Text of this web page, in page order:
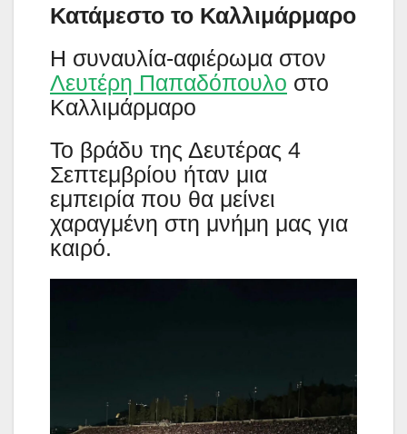
Κατάμεστο το Καλλιμάρμαρο
Η συναυλία-αφιέρωμα στον
Λευτέρη Παπαδόπουλο στο
Καλλιμάρμαρο
Το βράδυ της Δευτέρας 4
Σεπτεμβρίου ήταν μια
εμπειρία που θα μείνει
χαραγμένη στη μνήμη μας για
καιρό.